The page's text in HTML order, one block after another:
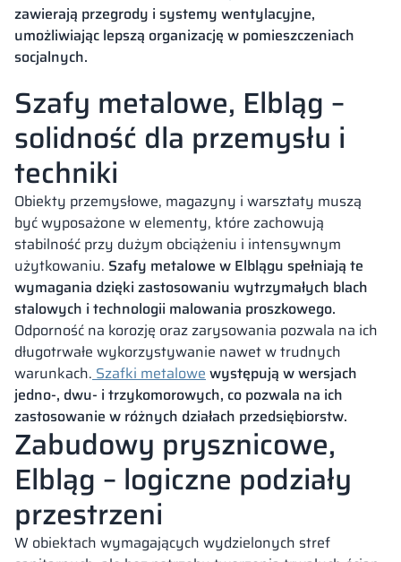
zawierają przegrody i systemy wentylacyjne,
umożliwiając lepszą organizację w pomieszczeniach
socjalnych.
Szafy metalowe, Elbląg –
solidność dla przemysłu i
techniki
Obiekty przemysłowe, magazyny i warsztaty muszą
być wyposażone w elementy, które zachowują
stabilność przy dużym obciążeniu i intensywnym
użytkowaniu. Szafy metalowe w Elblągu spełniają te
wymagania dzięki zastosowaniu wytrzymałych blach
stalowych i technologii malowania proszkowego.
Odporność na korozję oraz zarysowania pozwala na ich
długotrwałe wykorzystywanie nawet w trudnych
warunkach.Szafki metalowewystępują w wersjach
jedno-, dwu- i trzykomorowych, co pozwala na ich
zastosowanie w różnych działach przedsiębiorstw.
Zabudowy prysznicowe,
Elbląg – logiczne podziały
przestrzeni
W obiektach wymagających wydzielonych stref